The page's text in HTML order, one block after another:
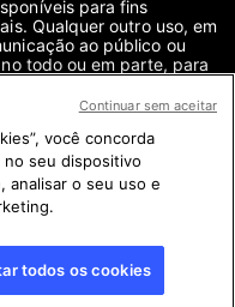
para fins
Qualquer outro uso, em
ao público ou
todo ou em parte, para
com a AFP, é
de fatos são
a correta compreensão
A AFP não obteve
dos direitos autorais
nenhuma
você concorda
no seu dispositivo
analisar o seu uso e
todos os cookies
Continuar sem aceitar